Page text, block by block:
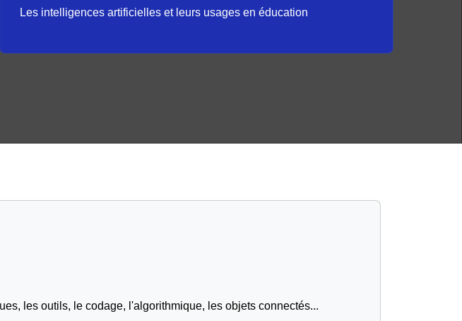
Les intelligences artificielles et leurs usages en éducation
les outils, le codage, l'algorithmique, les objets connectés...